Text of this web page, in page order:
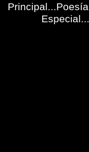
Principal...Poesía
Especial...